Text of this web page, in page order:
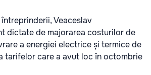
Veaceslav
dictate de majorarea cos­tu­ri­lor de
a energiei electrice și termice de
tarifelor care a avut loc în octombrie